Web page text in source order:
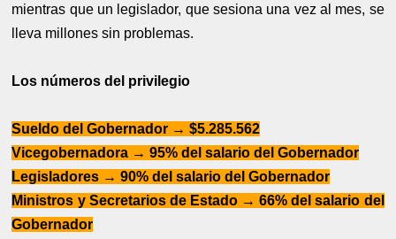
mientras que un legislador, que sesiona una vez al mes, se
lleva millones sin problemas.
Los números del privilegio
Sueldo del Gobernador → $5.285.562
Vicegobernadora → 95% del salario del Gobernador
Legisladores → 90% del salario del Gobernador
Ministros y Secretarios de Estado → 66% del salario del
Gobernador